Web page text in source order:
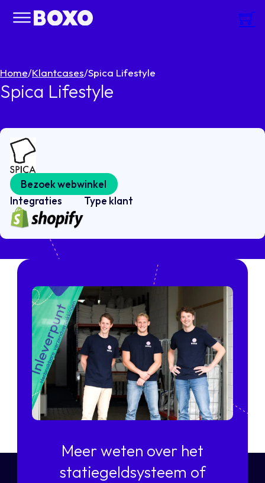
Bezoek webwinkel
Integraties
Type klant
Home/Klantcases/Spica Lifestyle
Spica Lifestyle
Meer weten over het
statiegeldsysteem of